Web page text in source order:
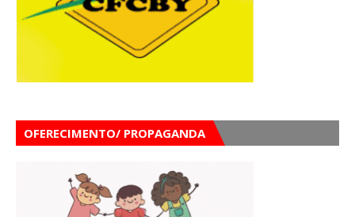
OFERECIMENTO/ PROPAGANDA